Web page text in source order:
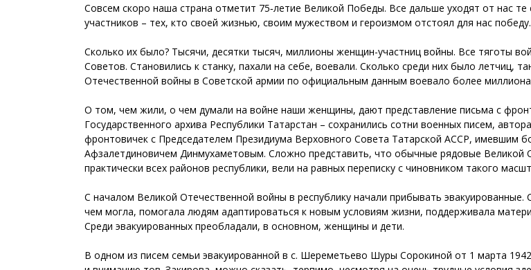
Совсем скоро наша страна отметит 75‑летие Великой Победы. Все дальше уходят от нас
участников – тех, кто своей жизнью, своим мужеством и героизмом отстоял для нас победу.
Сколько их было? Тысячи, десятки тысяч, миллионы женщин-участниц войны. Все тяготы
Советов. Становились к станку, пахали на себе, воевали. Сколько среди них было летчиц,
Отечественной войны в Советской армии по официальным данным воевало более
О том, чем жили, о чем думали на войне наши женщины, дают представление письма с
Государственного архива Республики Татарстан – сохранились сотни военных писем,
фронтовичек с Председателем Президиума Верховного Совета Татарской АССР, имевшим
Афзалетдиновичем Динмухаметовым. Сложно представить, что обычные рядовые Великой
практически всех районов республики, вели на равных переписку с чиновником такого
С началом Великой Отечественной войны в республику начали прибывать
чем могла, помогала людям адаптироваться к новым условиям жизни, поддерживала
Среди эвакуированных преобладали, в основном, женщины и дети.
В одном из писем семьи эвакуированной в с. Шереметьево Шуры Сорокиной от 1 марта